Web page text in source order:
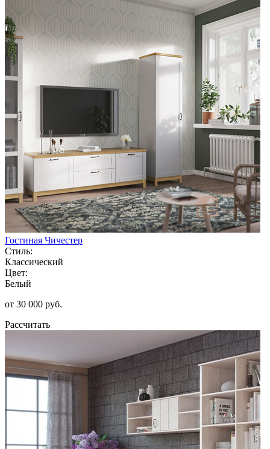
Гостиная Чичестер
Стиль:
Классический
Цвет:
Белый
от 30 000 руб.
Рассчитать